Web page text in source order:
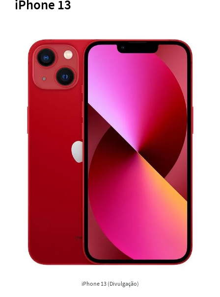
iPhone 13
iPhone 13 (Divulgação)